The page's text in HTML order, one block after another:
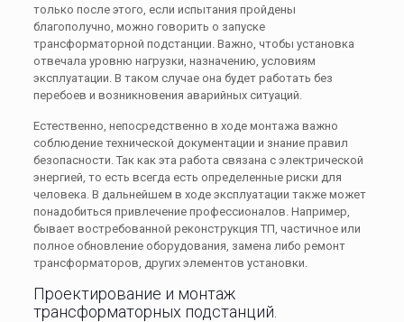
только после этого, если испытания пройдены
благополучно, можно говорить о запуске
трансформаторной подстанции. Важно, чтобы установка
отвечала уровню нагрузки, назначению, условиям
эксплуатации. В таком случае она будет работать без
перебоев и возникновения аварийных ситуаций.
Естественно, непосредственно в ходе монтажа важно
соблюдение технической документации и знание правил
безопасности. Так как эта работа связана с электрической
энергией, то есть всегда есть определенные риски для
человека. В дальнейшем в ходе эксплуатации также может
понадобиться привлечение профессионалов. Например,
бывает востребованной реконструкция ТП, частичное или
полное обновление оборудования, замена либо ремонт
трансформаторов, других элементов установки.
Проектирование и монтаж
трансформаторных подстанций.